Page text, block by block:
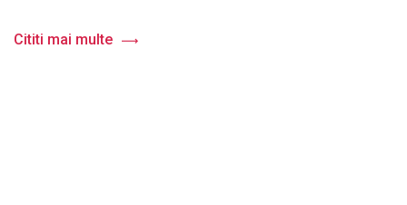
Cititi mai multe